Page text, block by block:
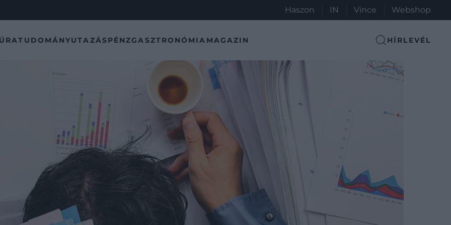
Haszon IN Vince Webshop
TUDOMÁNYUTAZÁSPÉNZGASZTRONÓMIA MAGAZIN HÍRLEVÉL